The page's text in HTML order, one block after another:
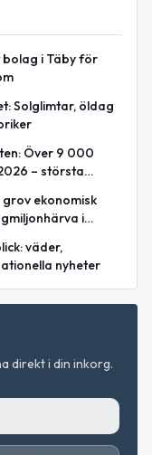
i Täby för
Solglimtar, öldag
Över 9 000
– största
ekonomisk
i
väder,
nyheter
direkt i din inkorg.